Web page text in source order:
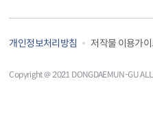
개인정보처리방침 저작물 이용가
Copyright＠ 2021 DONGDAEMUN-GU ALL